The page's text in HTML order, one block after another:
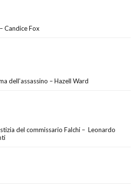
Candice Fox
dell’assassino – Hazell Ward
del commissario Falchi – Leonardo